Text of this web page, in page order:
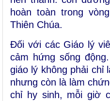
hoàn toàn trong
Thiên Chúa.
Đối với các Giáo lý
cảm hứng sống
giáo lý không phải chỉ
nhưng còn là làm
chỉ hy sinh, mỗi giờ